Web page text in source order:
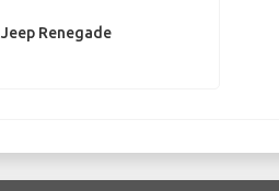
Jeep Renegade